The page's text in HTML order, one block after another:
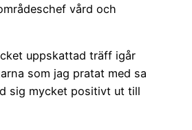
vård och
uppskattad träff igår
som jag pratat med sa
sig mycket positivt ut till